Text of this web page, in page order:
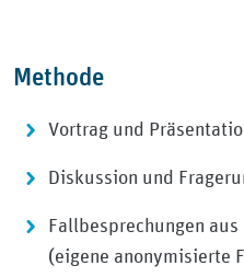
Methode
Vortrag und
Diskussion und
Fallbesprechungen
(eigene anonymisierte